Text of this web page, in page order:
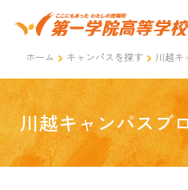
ホーム キャンパスを探す 川越キ
川越キャンパスブ